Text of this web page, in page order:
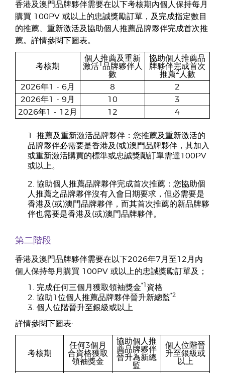
香港及澳門品牌夥伴需要在以下考核期內個人保持每月
購買 100PV 或以上的忠誠獎勵訂單，及完成指定數目
的推薦、重新激活及協助個人推薦品牌夥伴完成首次推
薦。詳情參閱下圖表。​
考核期
個人推薦及重新
激活1品牌夥伴人
數
協助個人推薦品
牌夥伴完成首次
推薦2人數
2026年1 - 6月
8
2
2026年1 - 9月
10
3
2026年1 - 12月
12 4
推薦及重新激活品牌夥伴：您推薦及重新激活的
品牌夥伴必需要是香港及(或)澳門品牌夥伴，其加入
或重新激活購買的標準或忠誠獎勵訂單需達100PV
或以上。
協助個人推薦品牌夥伴完成首次推薦：您協助個
人推薦之品牌夥伴沒有入會日期要求，但必需要是
香港及(或)澳門品牌夥伴，而其首次推薦的新品牌夥
伴也需要是香港及(或)澳門品牌夥伴。
第二階段
香港及澳門品牌夥伴需要在以下2026年7月至12月內
個人保持每月購買 100PV 或以上的忠誠獎勵訂單及；
完成任何三個月獲取領袖獎金*1 資格
協助1位個人推薦品牌夥伴晉升新總監*2
個人位階晉升至銀級或以上
詳情參閱下圖表:
考核期
任何3個月
合資格獲取
領袖獎金
協助個人推
薦品牌夥伴
晉升為新總
監
個人位階晉
升至銀級或
以上